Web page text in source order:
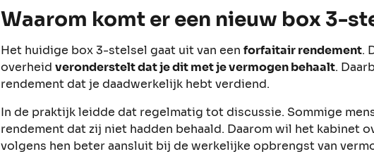
Waarom komt er een nieuw box 3-
Het huidige box 3-stelsel gaat uit van een forfaitair rendement.
overheid veronderstelt dat je dit met je vermogen behaalt.
rendement dat je daadwerkelijk hebt verdiend.
In de praktijk leidde dat regelmatig tot discussie. Sommige
rendement dat zij niet hadden behaald. Daarom wil het kabinet
volgens hen beter aansluit bij de werkelijke opbrengst van